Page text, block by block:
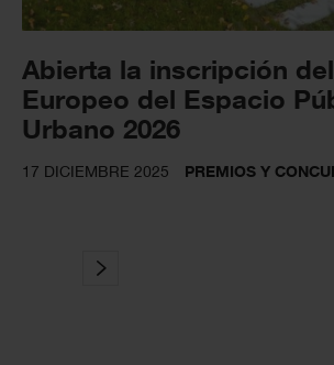
Abierta la inscripción
Europeo del Espacio
Urbano 2026
17 DICIEMBRE 2025 PREMIOS Y